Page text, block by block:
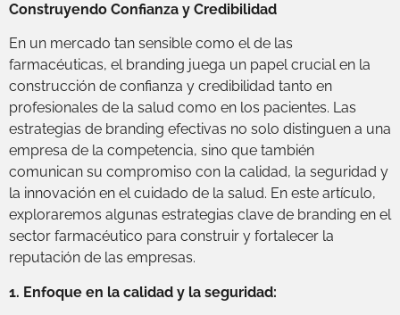
Construyendo Confianza y Credibilidad
En un mercado tan sensible como el de las
farmacéuticas, el branding juega un papel crucial en la
construcción de confianza y credibilidad tanto en
profesionales de la salud como en los pacientes. Las
estrategias de branding efectivas no solo distinguen a una
empresa de la competencia, sino que también
comunican su compromiso con la calidad, la seguridad y
la innovación en el cuidado de la salud. En este artículo,
exploraremos algunas estrategias clave de branding en el
sector farmacéutico para construir y fortalecer la
reputación de las empresas.
1. Enfoque en la calidad y la seguridad: